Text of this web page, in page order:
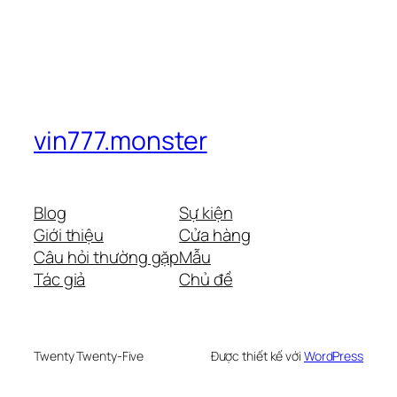
vin777.monster
Blog
Giới thiệu
Câu hỏi thường gặp
Tác giả
Sự kiện
Cửa hàng
Mẫu
Chủ đề
Twenty Twenty-Five Được thiết kế với WordPress